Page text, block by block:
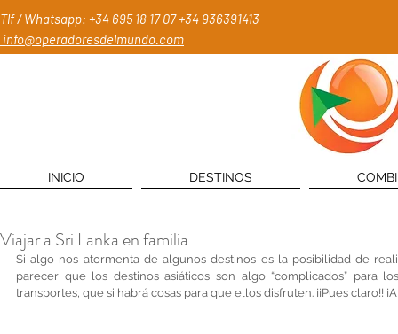
Tlf / Whatsapp: +34 695 18 17 07+34 936391413
info@operadoresdelmundo.com
INICIO DESTINOS
Viajar a Sri Lanka en familia
Si algo nos atormenta de algunos destinos es la posibilidad de
parecer que los destinos asiáticos son algo “complicados” para
transportes, que si habrá cosas para que ellos disfruten. ¡¡Pues claro!!